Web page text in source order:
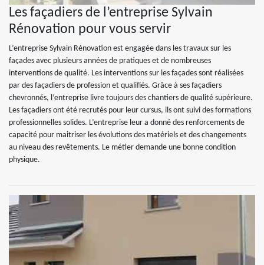
Les façadiers de l’entreprise Sylvain
Rénovation pour vous servir
L’entreprise Sylvain Rénovation est engagée dans les travaux sur les
façades avec plusieurs années de pratiques et de nombreuses
interventions de qualité. Les interventions sur les façades sont réalisées
par des façadiers de profession et qualifiés. Grâce à ses façadiers
chevronnés, l’entreprise livre toujours des chantiers de qualité supérieure.
Les façadiers ont été recrutés pour leur cursus, ils ont suivi des formations
professionnelles solides. L’entreprise leur a donné des renforcements de
capacité pour maitriser les évolutions des matériels et des changements
au niveau des revêtements. Le métier demande une bonne condition
physique.